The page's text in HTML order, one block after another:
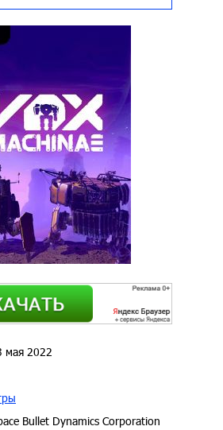
мая 2022
Bullet Dynamics Corporation